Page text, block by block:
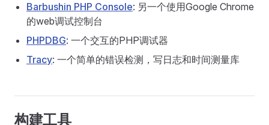
Barbushin PHP Console: 另一个使用Google Chrome
的web调试控制台
PHPDBG: 一个交互的PHP调试器
Tracy: 一个简单的错误检测，写日志和时间测量库
构建工具